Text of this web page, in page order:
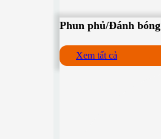
Phun phủ/Đánh bóng
Xem tất cả